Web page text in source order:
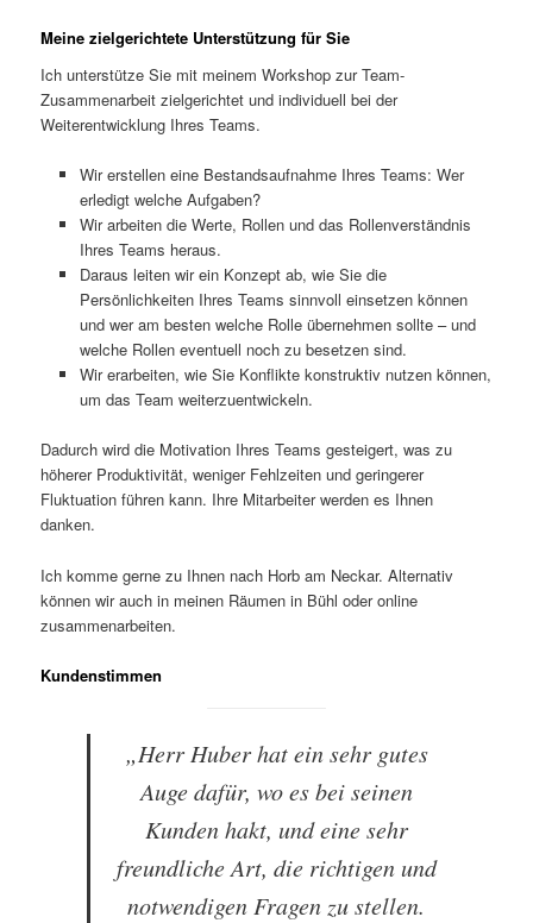
Meine zielgerichtete Unterstützung für Sie
Ich unterstütze Sie mit meinem Workshop zur Team-
Zusammenarbeit zielgerichtet und individuell bei der
Weiterentwicklung Ihres Teams.
Wir erstellen eine Bestandsaufnahme Ihres Teams: Wer
erledigt welche Aufgaben?
Wir arbeiten die Werte, Rollen und das Rollenverständnis
Ihres Teams heraus.
Daraus leiten wir ein Konzept ab, wie Sie die
Persönlichkeiten Ihres Teams sinnvoll einsetzen können
und wer am besten welche Rolle übernehmen sollte – und
welche Rollen eventuell noch zu besetzen sind.
Wir erarbeiten, wie Sie Konflikte konstruktiv nutzen können,
um das Team weiterzuentwickeln.
Dadurch wird die Motivation Ihres Teams gesteigert, was zu
höherer Produktivität, weniger Fehlzeiten und geringerer
Fluktuation führen kann. Ihre Mitarbeiter werden es Ihnen
danken.
Ich komme gerne zu Ihnen nach Horb am Neckar. Alternativ
können wir auch in meinen Räumen in Bühl oder online
zusammenarbeiten.
Kundenstimmen
„Herr Huber hat ein sehr gutes
Auge dafür, wo es bei seinen
Kunden hakt, und eine sehr
freundliche Art, die richtigen und
notwendigen Fragen zu stellen.